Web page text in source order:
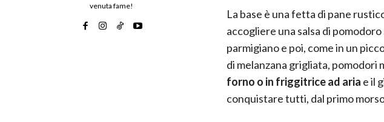
venuta fame!
La base è una fetta di pane
accogliere una salsa di
parmigiano e poi, come in un
di melanzana grigliata, pomodori
forno o in friggitrice ad aria e il
conquistare tutti, dal primo